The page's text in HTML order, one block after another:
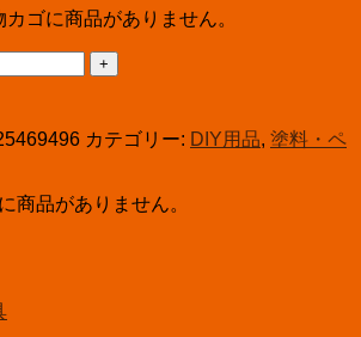
カゴに商品がありません。
商品がありません。
カテゴリー: DIY用品, 塗料・ペ